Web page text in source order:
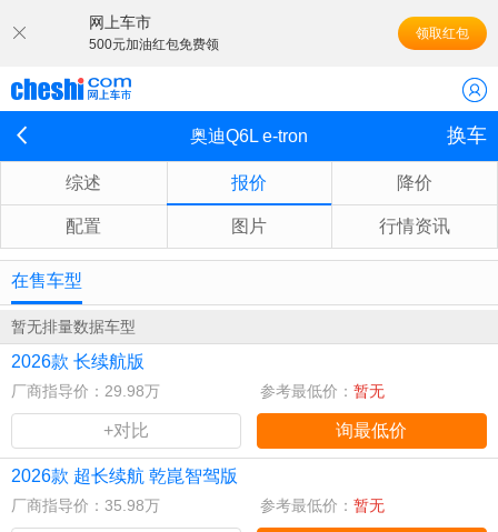
网上车市
500元加油红包免费领
领取红包
奥迪Q6L e-tron 换车
综述 报价 降价
配置 图片 行情资讯
在售车型
暂无排量数据车型
2026款 长续航版
厂商指导价：29.98万 参考最低价： 暂无
+对比 询最低价
2026款 超长续航 乾崑智驾版
厂商指导价：35.98万 参考最低价： 暂无